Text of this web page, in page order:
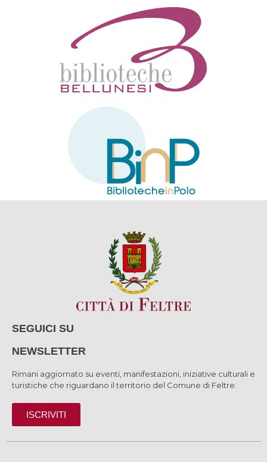
SEGUICI SU
NEWSLETTER
Rimani aggiornato su eventi, manifestazioni, iniziative culturali e
turistiche che riguardano il territorio del Comune di Feltre.
ISCRIVITI